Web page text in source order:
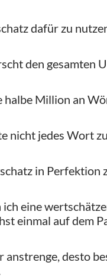
dafür zu
den gesamten
halbe Million an
nicht jedes Wort
in Perfektion
eine
einmal auf dem
anstrenge, desto